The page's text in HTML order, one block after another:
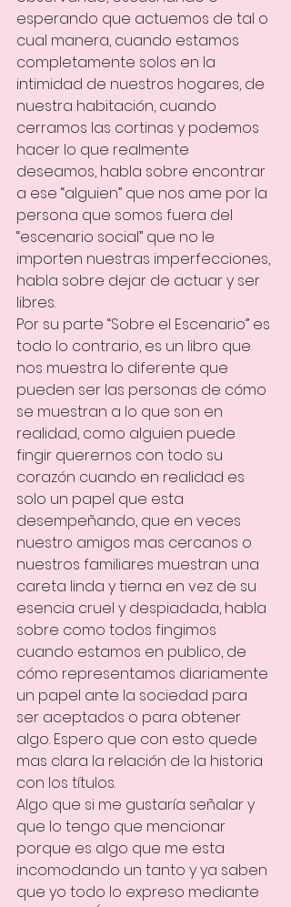
esperando que actuemos de tal o
cual manera, cuando estamos
completamente solos en la
intimidad de nuestros hogares, de
nuestra habitación, cuando
cerramos las cortinas y podemos
hacer lo que realmente
deseamos, habla sobre encontrar
a ese “alguien” que nos ame por la
persona que somos fuera del
“escenario social” que no le
importen nuestras imperfecciones,
habla sobre dejar de actuar y ser
libres.
Por su parte “Sobre el Escenario” es
todo lo contrario, es un libro que
nos muestra lo diferente que
pueden ser las personas de cómo
se muestran a lo que son en
realidad, como alguien puede
fingir querernos con todo su
corazón cuando en realidad es
solo un papel que esta
desempeñando, que en veces
nuestro amigos mas cercanos o
nuestros familiares muestran una
careta linda y tierna en vez de su
esencia cruel y despiadada, habla
sobre como todos fingimos
cuando estamos en publico, de
cómo representamos diariamente
un papel ante la sociedad para
ser aceptados o para obtener
algo. Espero que con esto quede
mas clara la relación de la historia
con los títulos.
Algo que si me gustaría señalar y
que lo tengo que mencionar
porque es algo que me esta
incomodando un tanto y ya saben
que yo todo lo expreso mediante